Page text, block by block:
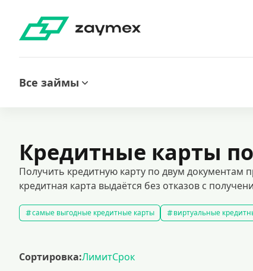
Все займы
Кредитные карты
Получить кредитную карту по двум документам
кредитная карта выдаётся без отказов с
самые выгодные кредитные карты виртуальные
кредитные карты visa
премиальные кредитные карты
Сортировка:ЛимитСрок